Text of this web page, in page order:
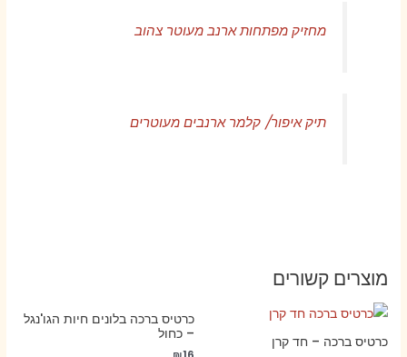
מחזיק מפתחות ארנב מעוטר צהוב
תיק איפור/ קלמר ארנבים מעוטרים
מוצרים קשורים
כרטיס ברכה – חד קרן
כרטיס ברכה בלונים חיות הגו'נגל
– כחול